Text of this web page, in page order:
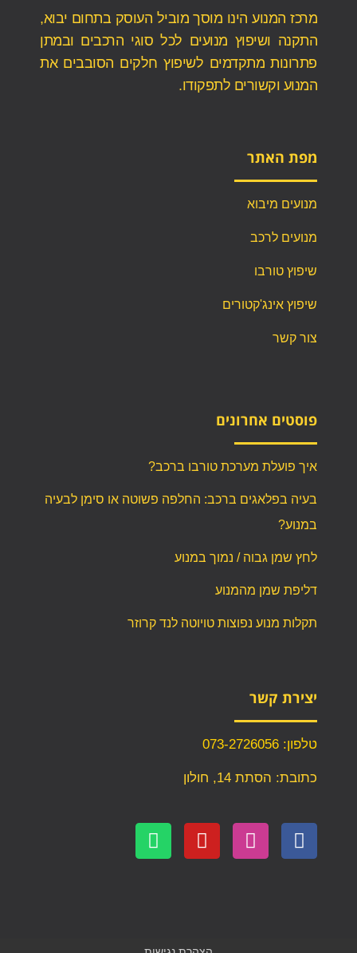
מרכז המנוע הינו מוסך מוביל העוסק בתחום יבוא,
התקנה ושיפוץ מנועים לכל סוגי הרכבים ובמתן
פתרונות מתקדמים לשיפוץ חלקים הסובבים את
המנוע וקשורים לתפקודו.
מפת האתר
מנועים מיבוא
מנועים לרכב
שיפוץ טורבו
שיפוץ אינג'קטורים
צור קשר
פוסטים אחרונים
איך פועלת מערכת טורבו ברכב?
בעיה בפלאגים ברכב: החלפה פשוטה או סימן לבעיה
במנוע?
לחץ שמן גבוה / נמוך במנוע
דליפת שמן מהמנוע
תקלות מנוע נפוצות טויוטה לנד קרוזר
יצירת קשר
טלפון: 073-2726056
כתובת: הסתת 14, חולון